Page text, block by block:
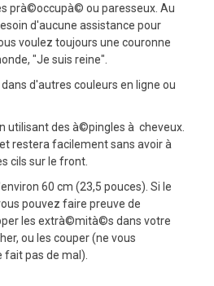
prà©occupà© ou paresseux. Au
d'aucune assistance pour
voulez toujours une couronne
"Je suis reine".
d'autres couleurs en ligne ou
utilisant des à©pingles à cheveux.
restera facilement sans avoir à
cils sur le front.
60 cm (23,5 pouces). Si le
pouvez faire preuve de
les extrà©mità©s dans votre
ou les couper (ne vous
pas de mal).